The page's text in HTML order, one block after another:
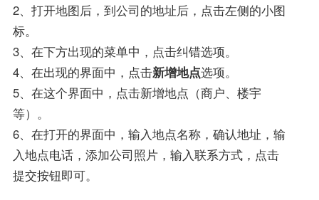
2、打开地图后，到公司的地址后，点击左侧的小图
标。
3、在下方出现的菜单中，点击纠错选项。
4、在出现的界面中，点击新增地点选项。
5、在这个界面中，点击新增地点（商户、楼宇
等）。
6、在打开的界面中，输入地点名称，确认地址，输
入地点电话，添加公司照片，输入联系方式，点击
提交按钮即可。